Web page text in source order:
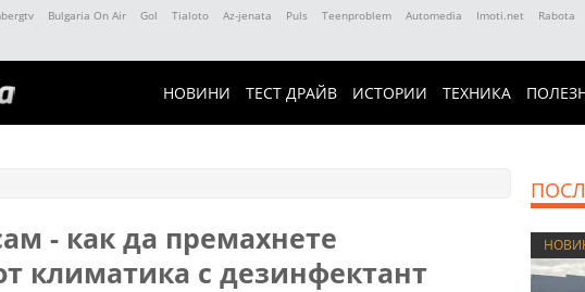
Bulgaria On Air Gol Tialoto Az-jenata Puls Teenproblem Automedia Imoti.net Rabota
НОВИНИ ТЕСТ ДРАЙВ ИСТОРИИ ТЕХНИКА
- как да премахнете
климатика с дезинфектант